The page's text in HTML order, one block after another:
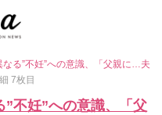
る”不妊”への意識、「父親に…夫
7枚目
不妊”への意識、「父